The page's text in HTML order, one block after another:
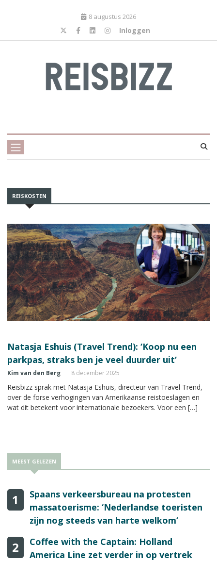
8 augustus 2026
Inloggen
REISKOSTEN
Natasja Eshuis (Travel Trend): ‘Koop nu een
parkpas, straks ben je veel duurder uit’
Kim van den Berg 8 december 2025
Reisbizz sprak met Natasja Eshuis, directeur van Travel Trend,
over de forse verhogingen van Amerikaanse reistoeslagen en
wat dit betekent voor internationale bezoekers. Voor een […]
MEEST GELEZEN
1
Spaans verkeersbureau na protesten
massatoerisme: ‘Nederlandse toeristen
zijn nog steeds van harte welkom’
2
Coffee with the Captain: Holland
America Line zet verder in op vertrek